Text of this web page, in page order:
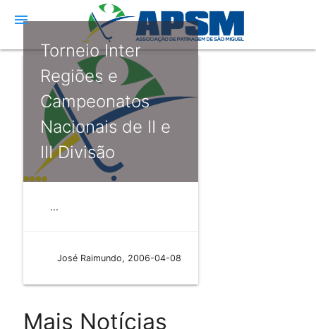
menu
Torneio Inter
Regiões e
Campeonatos
Nacionais de II e
III Divisão
...
José Raimundo, 2006-04-08
Mais Notícias